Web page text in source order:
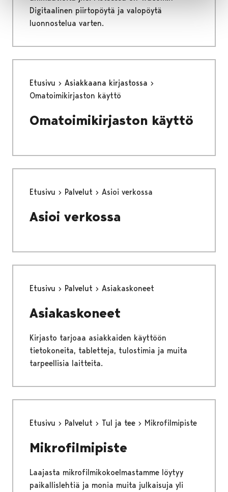
Digitaalinen piirtopöytä ja valopöytä
luonnostelua varten.
Etusivu
Asiakkaana kirjastossa
Omatoimikirjaston käyttö
Omatoimikirjaston käyttö
Etusivu Palvelut Asioi verkossa
Asioi verkossa
Etusivu Palvelut Asiakaskoneet
Asiakaskoneet
Kirjasto tarjoaa asiakkaiden käyttöön
tietokoneita, tabletteja, tulostimia ja muita
tarpeellisia laitteita.
Etusivu Palvelut Tul ja tee Mikrofilmipiste
Mikrofilmipiste
Laajasta mikrofilmikokoelmastamme löytyy
paikallislehtiä ja monia muita julkaisuja yli